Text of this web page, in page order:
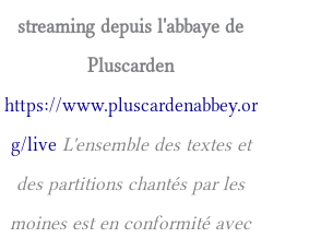
streaming depuis l'abbaye de
Pluscarden
https://www.pluscardenabbey.or
g/live L'ensemble des textes et
des partitions chantés par les
moines est en conformité avec